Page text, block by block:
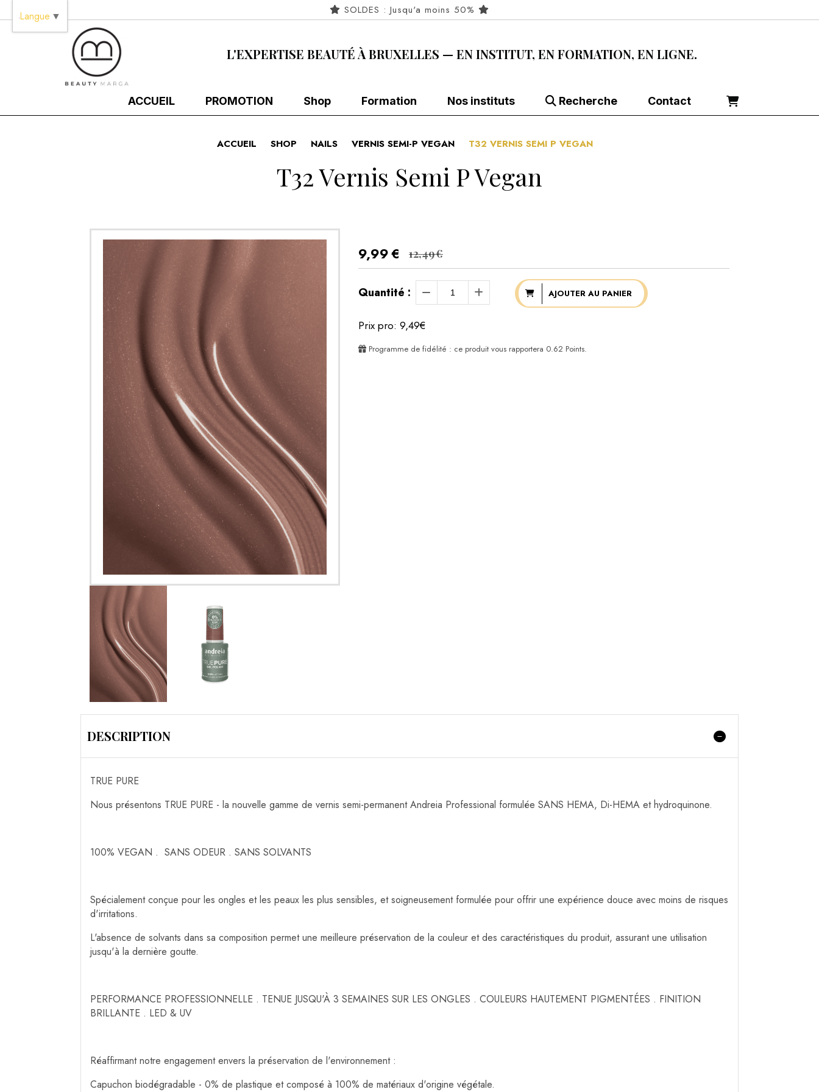
SOLDES : Jusqu'a moins 50%
L'EXPERTISE BEAUTÉ À BRUXELLES — EN INSTITUT, EN FORMATION, EN LIGNE.
ACCUEIL PROMOTION Shop Formation Nos instituts Recherche Contact
ACCUEIL SHOP NAILS VERNIS SEMI-P VEGAN T32 VERNIS SEMI P VEGAN
T32 Vernis Semi P Vegan
9,99€ 12,49€
Quantité : AJOUTER AU PANIER
Prix pro: 9,49€
Programme de fidélité : ce produit vous rapportera 0.62 Points.
DESCRIPTION
TRUE PURE
Nous présentons TRUE PURE - la nouvelle gamme de vernis semi-permanent Andreia Professional formulée SANS HEMA, Di-HEMA et hydroquinone.
100% VEGAN . SANS ODEUR . SANS SOLVANTS
Spécialement conçue pour les ongles et les peaux les plus sensibles, et soigneusement formulée pour offrir une expérience douce avec moins de risques
d'irritations.
L'absence de solvants dans sa composition permet une meilleure préservation de la couleur et des caractéristiques du produit, assurant une utilisation
jusqu'à la dernière goutte.
PERFORMANCE PROFESSIONNELLE . TENUE JUSQU'À 3 SEMAINES SUR LES ONGLES . COULEURS HAUTEMENT PIGMENTÉES . FINITION
BRILLANTE . LED & UV
Réaffirmant notre engagement envers la préservation de l'environnement :
Capuchon biodégradable - 0% de plastique et composé à 100% de matériaux d'origine végétale.
Langue ▼